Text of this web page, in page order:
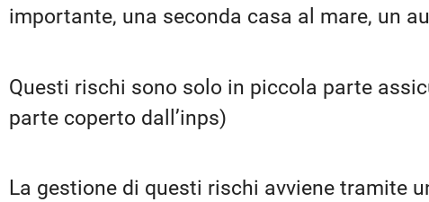
importante, una seconda casa al mare, un
Questi rischi sono solo in piccola parte
parte coperto dall’inps)
La gestione di questi rischi avviene tramite